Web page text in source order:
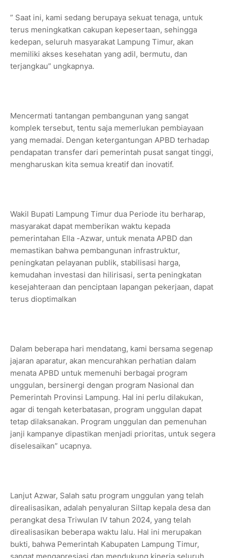
” Saat ini, kami sedang berupaya sekuat tenaga, untuk
terus meningkatkan cakupan kepesertaan, sehingga
kedepan, seluruh masyarakat Lampung Timur, akan
memiliki akses kesehatan yang adil, bermutu, dan
terjangkau” ungkapnya.
Mencermati tantangan pembangunan yang sangat
komplek tersebut, tentu saja memerlukan pembiayaan
yang memadai. Dengan ketergantungan APBD terhadap
pendapatan transfer dari pemerintah pusat sangat tinggi,
mengharuskan kita semua kreatif dan inovatif.
Wakil Bupati Lampung Timur dua Periode itu berharap,
masyarakat dapat memberikan waktu kepada
pemerintahan Ella -Azwar, untuk menata APBD dan
memastikan bahwa pembangunan infrastruktur,
peningkatan pelayanan publik, stabilisasi harga,
kemudahan investasi dan hilirisasi, serta peningkatan
kesejahteraan dan penciptaan lapangan pekerjaan, dapat
terus dioptimalkan
Dalam beberapa hari mendatang, kami bersama segenap
jajaran aparatur, akan mencurahkan perhatian dalam
menata APBD untuk memenuhi berbagai program
unggulan, bersinergi dengan program Nasional dan
Pemerintah Provinsi Lampung. Hal ini perlu dilakukan,
agar di tengah keterbatasan, program unggulan dapat
tetap dilaksanakan. Program unggulan dan pemenuhan
janji kampanye dipastikan menjadi prioritas, untuk segera
diselesaikan” ucapnya.
Lanjut Azwar, Salah satu program unggulan yang telah
direalisasikan, adalah penyaluran Siltap kepala desa dan
perangkat desa Triwulan IV tahun 2024, yang telah
direalisasikan beberapa waktu lalu. Hal ini merupakan
bukti, bahwa Pemerintah Kabupaten Lampung Timur,